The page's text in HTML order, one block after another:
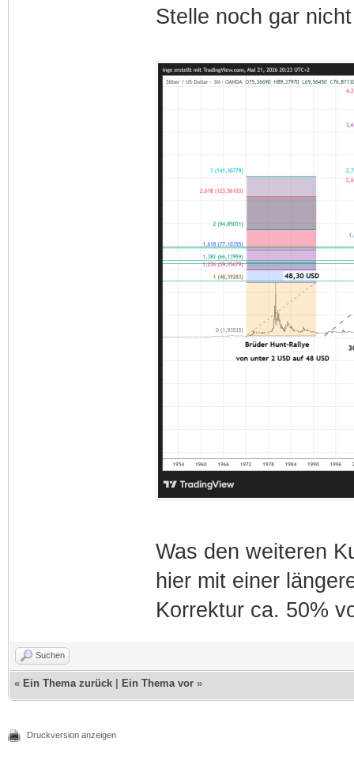
Stelle noch gar
Was den weiteren
hier mit einer
Korrektur ca. 50%
Suchen
« Ein Thema zurück Ein Thema vor »
Druckversion anzeigen